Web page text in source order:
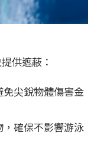
供遮蔽：
免尖銳物體傷害金
，確保不影響游泳